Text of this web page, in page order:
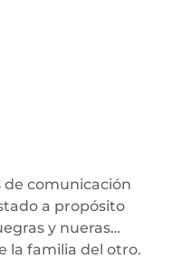
de comunicación
a propósito
y nueras…
la familia del otro.